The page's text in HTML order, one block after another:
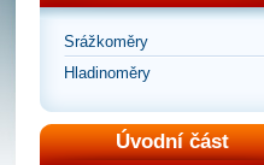
Srážkoměry
Hladinoměry
Úvodní část